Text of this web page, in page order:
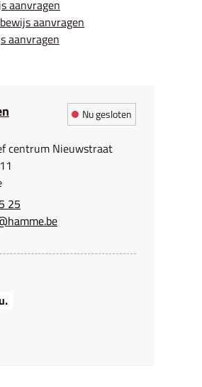
aanvragen
aanvragen
aanvragen
Nu gesloten
centrum Nieuwstraat
25
hamme.be